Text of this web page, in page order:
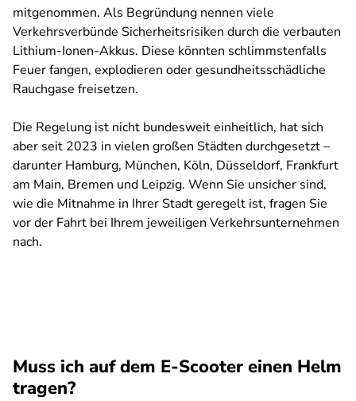
mitgenommen. Als Begründung nennen viele
Verkehrsverbünde Sicherheitsrisiken durch die verbauten
Lithium-Ionen-Akkus. Diese könnten schlimmstenfalls
Feuer fangen, explodieren oder gesundheitsschädliche
Rauchgase freisetzen.
Die Regelung ist nicht bundesweit einheitlich, hat sich
aber seit 2023 in vielen großen Städten durchgesetzt –
darunter Hamburg, München, Köln, Düsseldorf, Frankfurt
am Main, Bremen und Leipzig. Wenn Sie unsicher sind,
wie die Mitnahme in Ihrer Stadt geregelt ist, fragen Sie
vor der Fahrt bei Ihrem jeweiligen Verkehrsunternehmen
nach.
Muss ich auf dem E-Scooter einen Helm
tragen?